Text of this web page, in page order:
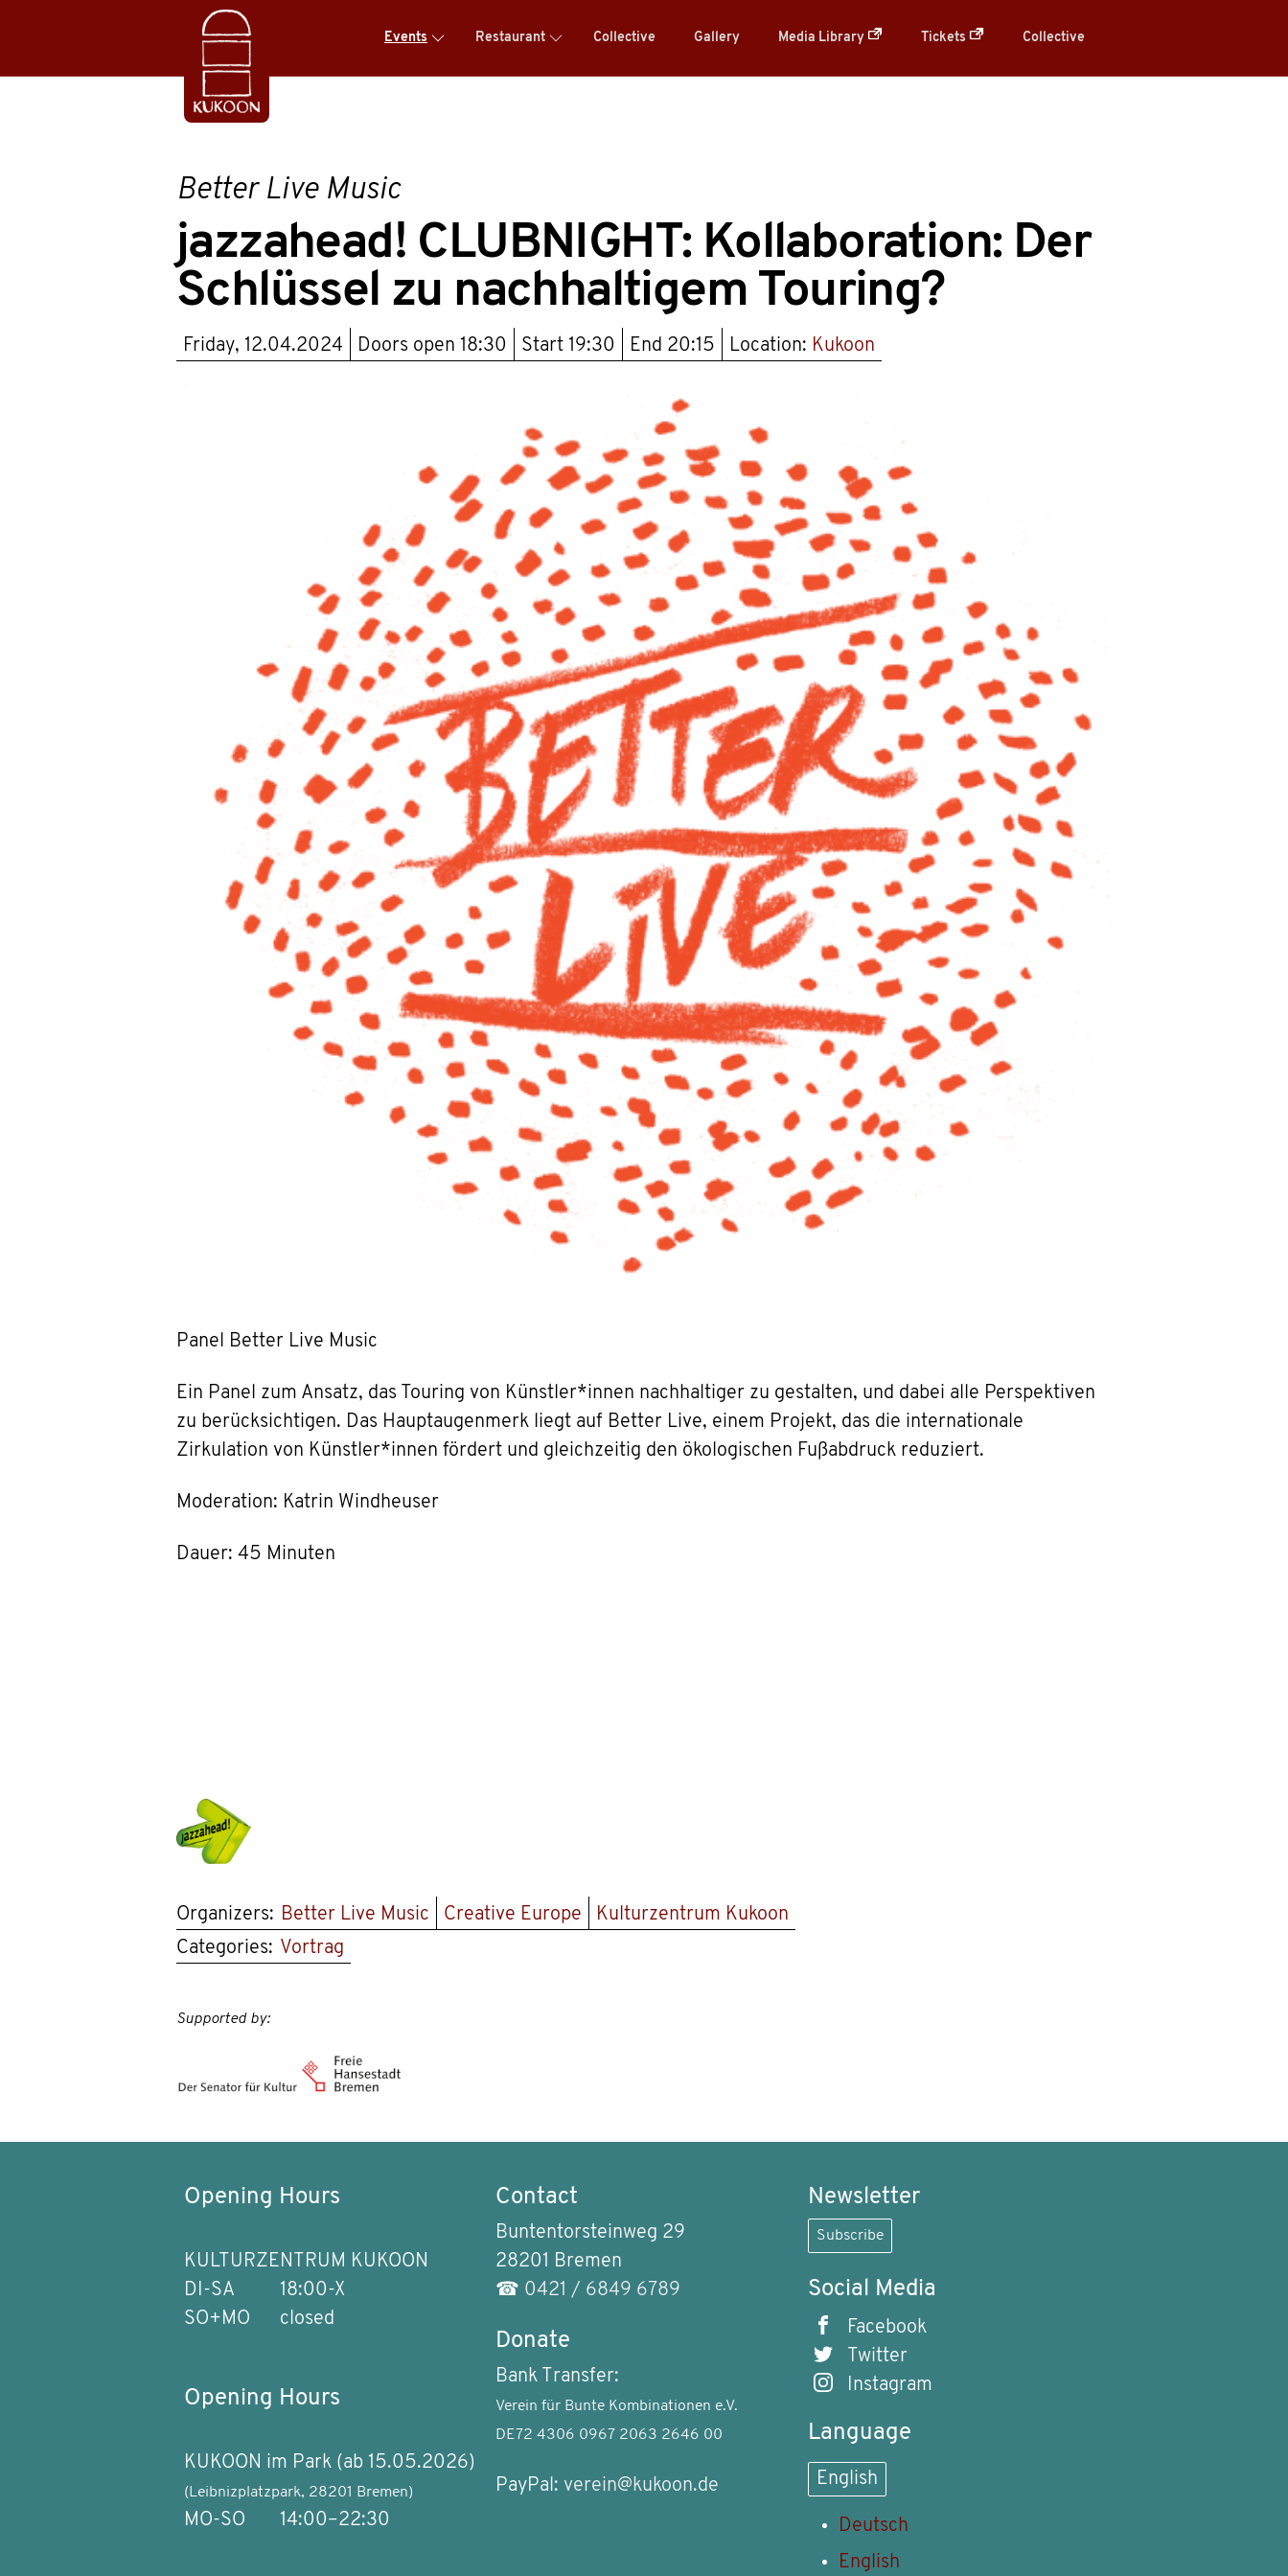
Events Restaurant Collective Gallery Media Library Tickets Collective
Better Live Music
jazzahead! CLUBNIGHT: Kollaboration: Der
Schlüssel zu nachhaltigem Touring?
Friday, 12.04.2024 Doors open 18:30 Start 19:30 End 20:15 Location: Kukoon
Panel Better Live Music
Ein Panel zum Ansatz, das Touring von Künstler*innen nachhaltiger zu gestalten, und dabei alle Perspektiven
zu berücksichtigen. Das Hauptaugenmerk liegt auf Better Live, einem Projekt, das die internationale
Zirkulation von Künstler*innen fördert und gleichzeitig den ökologischen Fußabdruck reduziert.
Moderation: Katrin Windheuser
Dauer: 45 Minuten
Organizers: Better Live Music Creative Europe
Kulturzentrum Kukoon
Categories: Vortrag
Supported by:
Opening Hours
KULTURZENTRUM KUKOON
DI-SA
18:00-X
SO+MO
closed
Opening Hours
KUKOON im Park (ab 15.05.2026)
(Leibnizplatzpark, 28201 Bremen)
MO-SO 14:00–22:30
Contact
Buntentorsteinweg 29
28201 Bremen
☎ 0421 / 6849 6789
Donate
Bank Transfer:
Verein für Bunte Kombinationen e.V.
DE72 4306 0967 2063 2646 00
PayPal: verein@kukoon.de
Newsletter
Subscribe
Social Media
Facebook
Twitter
Instagram
Language
English
Deutsch
English